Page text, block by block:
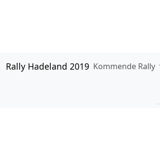
Rally Hadeland 2019 Kommende Rally